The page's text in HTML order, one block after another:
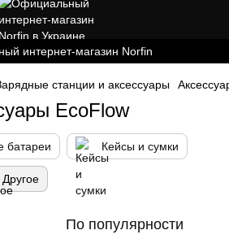
интернет-магазин Norfin
станции и аксессуары
EcoFlow
батареи Кейсы и сумки
Другое
По популярности